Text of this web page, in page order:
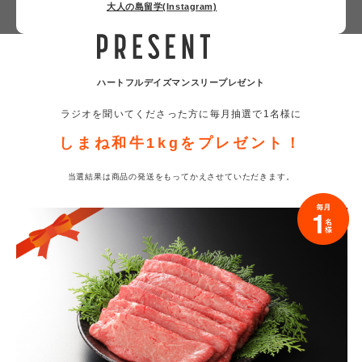
大人の島留学(Instagram)
ハートフルデイズマンスリープレゼント
ラジオを聞いてくださった方に 毎月抽選で1名様に
しまね和牛1kgを プレゼント！
当選結果は商品の発送をもってかえさせていただきます。